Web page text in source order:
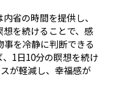
省の時間を提供し、
を続けることで、感
を冷静に判断できる
1日10分の瞑想を続け
が軽減し、幸福感が